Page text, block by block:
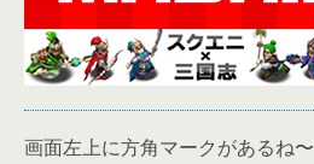
画面左上に方角マークがあるね〜